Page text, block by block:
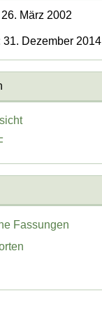
März 2002
Dezember 2014
Fassungen